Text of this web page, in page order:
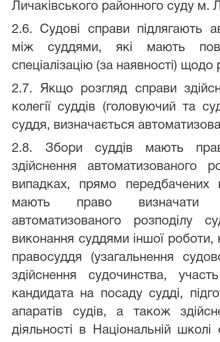
Личаківського районного суду м.
2.6. Судові справи підлягають
між суддями, які мають
спеціалізацію (за наявності)
2.7. Якщо розгляд справи
колегії суддів (головуючий та
суддя, визначається
2.8. Збори суддів мають
здійснення автоматизованого
випадках, прямо
мають право визначати
автоматизованого розподілу
виконання суддями іншої роботи,
правосуддя (узагальнення
здійснення судочинства,
кандидата на посаду судді,
апаратів судів, а також
діяльності в Національній